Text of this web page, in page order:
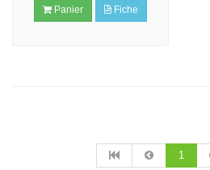
Panier Fiche
1